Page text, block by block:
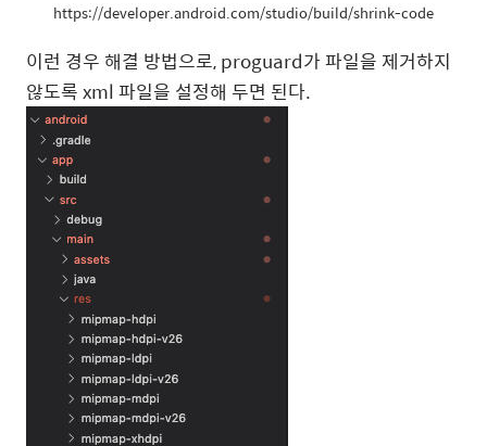
https://developer.android.com/studio/build/shrink-code
이런 경우 해결 방법으로, proguard가 파일을 제거하지
않도록 xml 파일을 설정해 두면 된다.